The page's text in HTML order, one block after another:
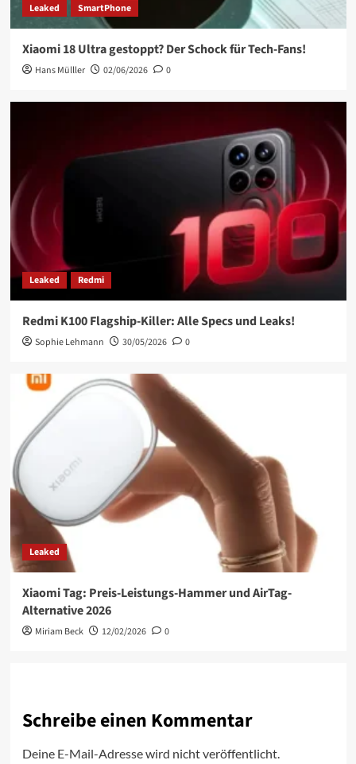
Leaked SmartPhone
Xiaomi 18 Ultra gestoppt? Der Schock für Tech-Fans!
Hans Mülller 02/06/2026 0
Leaked Redmi
Redmi K100 Flagship-Killer: Alle Specs und Leaks!
Sophie Lehmann 30/05/2026 0
Leaked
Xiaomi Tag: Preis-Leistungs-Hammer und AirTag-
Alternative 2026
Miriam Beck 12/02/2026 0
Schreibe einen Kommentar
Deine E-Mail-Adresse wird nicht veröffentlicht.